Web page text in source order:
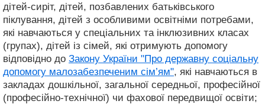
дітей-сиріт, дітей, позбавлених батьківського
піклування, дітей з особливими освітніми потребами,
які навчаються у спеціальних та інклюзивних класах
(групах), дітей із сімей, які отримують допомогу
відповідно до Закону України "Про державну соціальну
допомогу малозабезпеченим сім’ям", які навчаються в
закладах дошкільної, загальної середньої, професійної
(професійно-технічної) чи фахової передвищої освіти;